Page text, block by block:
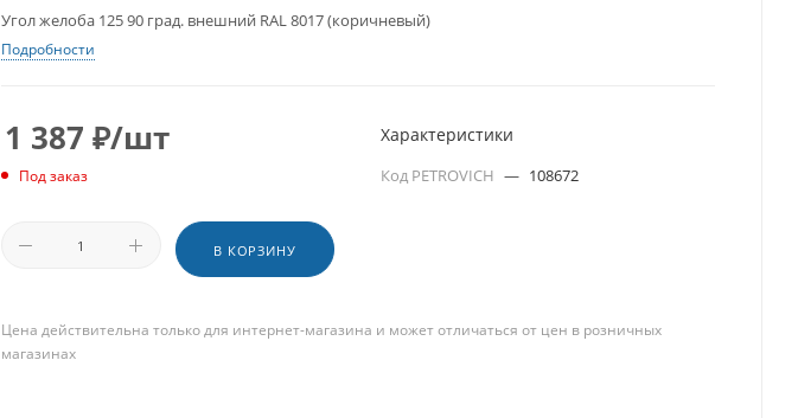
Угол желоба 125 90 град. внешний RAL 8017 (коричневый)
Подробности
1 387 ₽/шт
Под заказ
В КОРЗИНУ
Характеристики
Код PETROVICH — 108672
Цена действительна только для интернет-магазина и может отличаться от цен в розничных
магазинах